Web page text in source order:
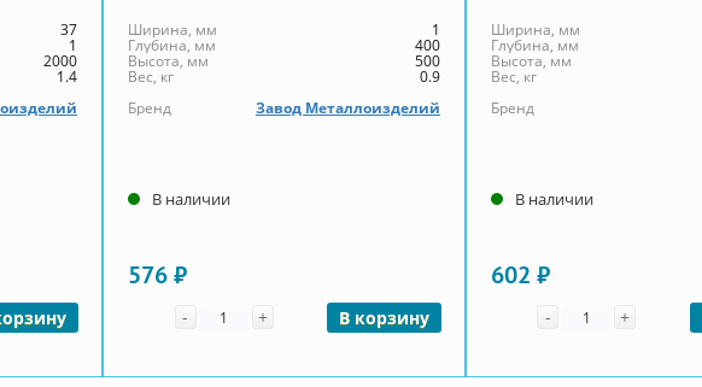
37
1
2000
1.4
Ширина, мм 1
Глубина, мм 400
Высота, мм 500
Вес, кг
0.9
Бренд
Завод Металлоизделий
В наличии
576 ₽
- Количество
+ В корзину
Ширина, мм
Глубина, мм
Высота, мм
Вес, кг
Бренд
В наличии
602 ₽
- Количество
+